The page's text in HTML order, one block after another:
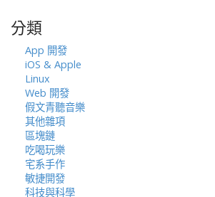
字:
分類
App 開發
iOS & Apple
Linux
Web 開發
假文青聽音樂
其他雜項
區塊鏈
吃喝玩樂
宅系手作
敏捷開發
科技與科學